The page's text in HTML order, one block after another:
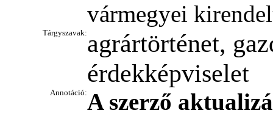
vármegyei
Tárgyszavak:agrártörténet,
érdekképviselet
Annotáció:A szerző